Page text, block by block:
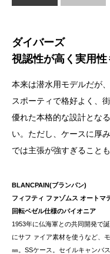
ダイバーズ
視認性が高く実用性
本来は潜水用モデルだが
スポーティで格好よく、
優れた本格的な設計とな
い。ただし、ケースに厚
では主張が強すぎることも
BLANCPAIN(ブランパン)
フィフティ ファゾムス オートマ
回転ベゼル仕様のパイオニア
1953年に仏海軍との共同開発で
にサフ ァイア素材を使うなど、
㎜。SSケース。セイルキャンバ